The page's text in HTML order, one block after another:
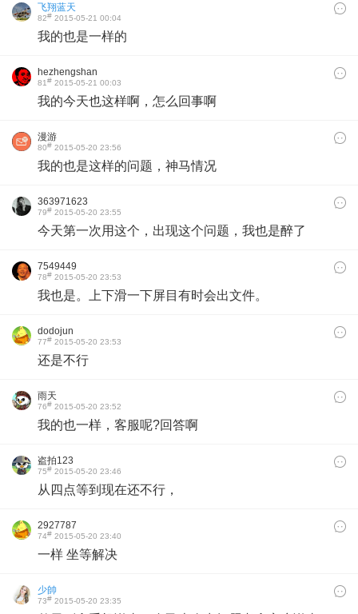
飞翔蓝天
82# 2015-05-21 00:04
我的也是一样的
hezhengshan
81# 2015-05-21 00:03
我的今天也这样啊，怎么回事啊
漫游
80# 2015-05-20 23:56
我的也是这样的问题，神马情况
363971623
79# 2015-05-20 23:55
今天第一次用这个，出现这个问题，我也是醉了
7549449
78# 2015-05-20 23:53
我也是。上下滑一下屏目有时会出文件。
dodojun
77# 2015-05-20 23:53
还是不行
雨天
76# 2015-05-20 23:52
我的也一样，客服呢?回答啊
盗拍123
75# 2015-05-20 23:46
从四点等到现在还不行，
2927787
74# 2015-05-20 23:40
一样 坐等解决
少帥
73# 2015-05-20 23:35